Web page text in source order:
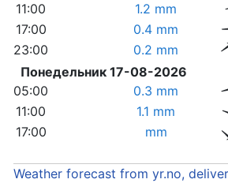
11:00
1.2 mm
17:00
0.4 mm
23:00
0.2 mm
Понедельник 17-08-2026
05:00
0.3 mm
11:00
1.1 mm
17:00
mm
Weather forecast from yr.no,